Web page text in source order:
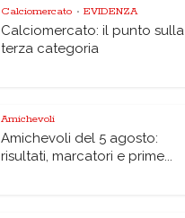
Calciomercato • EVIDENZA
Calciomercato: il punto sulla
terza categoria
Amichevoli
Amichevoli del 5 agosto:
risultati, marcatori e prime...